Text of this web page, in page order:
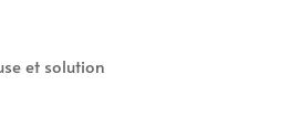
et solution